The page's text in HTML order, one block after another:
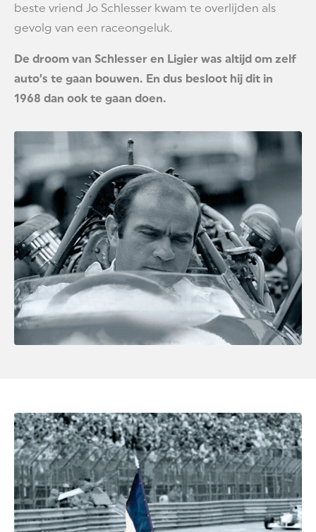
beste vriend Jo Schlesser kwam te overlijden als
gevolg van een raceongeluk.
De droom van Schlesser en Ligier was altijd om zelf
auto’s te gaan bouwen. En dus besloot hij dit in
1968 dan ook te gaan doen.